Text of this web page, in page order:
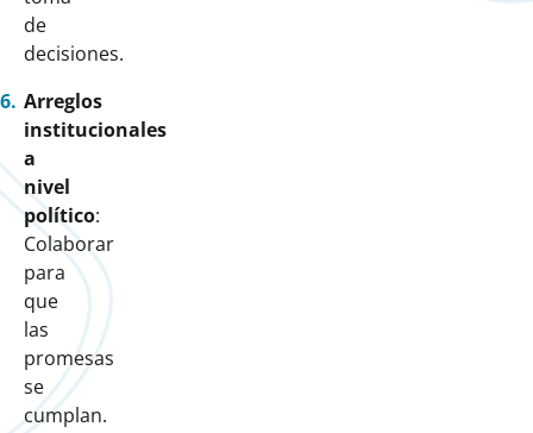
de
decisiones.
Arreglos
institucionales
a
nivel
político:
Colaborar
para
que
las
promesas
se
cumplan.